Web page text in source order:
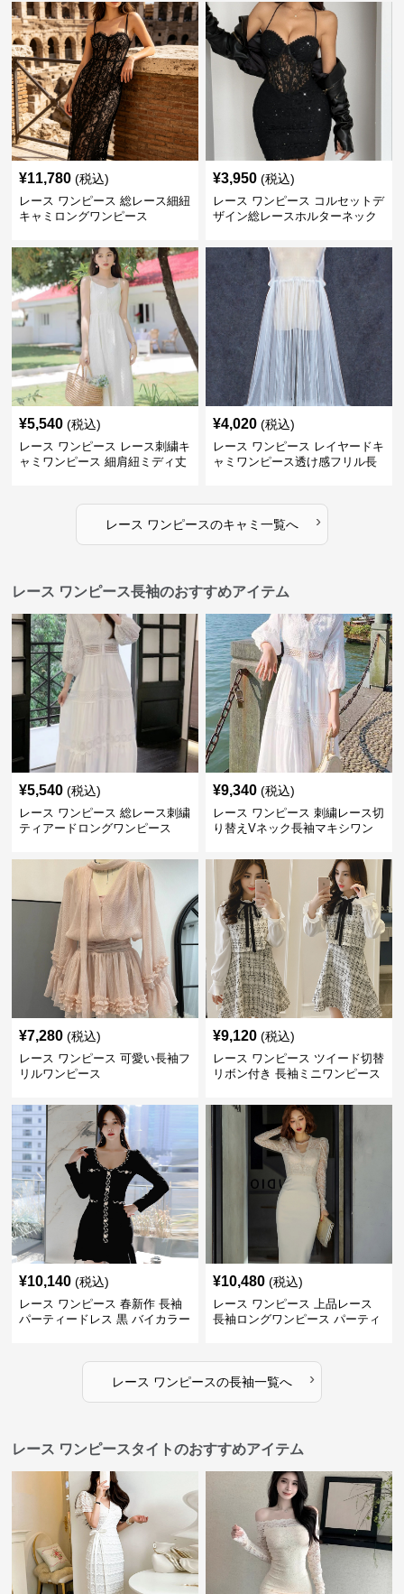
¥11,780 (税込)
レース ワンピース 総レース細紐
キャミロングワンピース
¥3,950 (税込)
レース ワンピース コルセットデ
ザイン総レースホルターネック
¥5,540 (税込)
レース ワンピース レース刺繍キ
ャミワンピース 細肩紐ミディ丈
¥4,020 (税込)
レース ワンピース レイヤードキ
ャミワンピース透け感フリル長
レース ワンピースのキャミ 一覧へ ›
レース ワンピース長袖のおすすめアイテム
¥5,540 (税込)
レース ワンピース 総レース刺繍
ティアードロングワンピース
¥9,340 (税込)
レース ワンピース 刺繍レース切
り替えVネック長袖マキシワン
¥7,280 (税込)
レース ワンピース 可愛い長袖フ
リルワンピース
¥9,120 (税込)
レース ワンピース ツイード切替
リボン付き 長袖ミニワンピース
¥10,140 (税込)
レース ワンピース 春新作 長袖
パーティードレス 黒 バイカラー
¥10,480 (税込)
レース ワンピース 上品レース
長袖ロングワンピース パーティ
レース ワンピースの長袖一覧へ ›
レース ワンピースタイトのおすすめアイテム